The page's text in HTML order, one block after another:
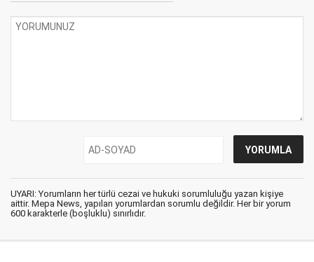
UYARI: Yorumların her türlü cezai ve hukuki sorumluluğu yazan kişiye
aittir. Mepa News, yapılan yorumlardan sorumlu değildir. Her bir yorum
600 karakterle (boşluklu) sınırlıdır.